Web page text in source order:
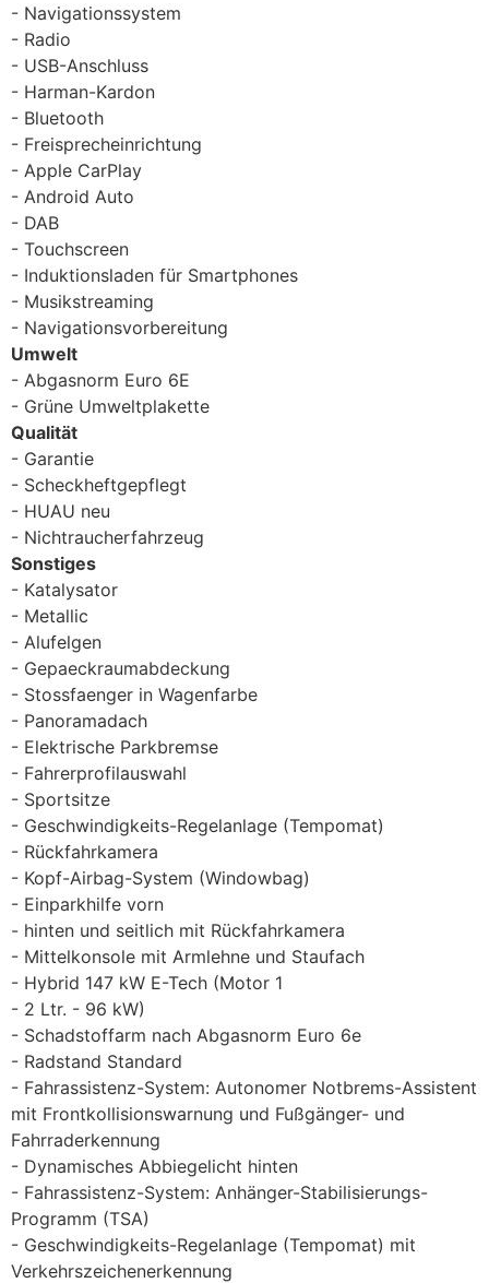
Navigationssystem
Radio
USB-Anschluss
Harman-Kardon
Bluetooth
Freisprecheinrichtung
Apple CarPlay
Android Auto
DAB
Touchscreen
Induktionsladen für Smartphones
Musikstreaming
Navigationsvorbereitung
Umwelt
Abgasnorm Euro 6E
Grüne Umweltplakette
Qualität
Garantie
Scheckheftgepflegt
HUAU neu
Nichtraucherfahrzeug
Sonstiges
Katalysator
Metallic
Alufelgen
Gepaeckraumabdeckung
Stossfaenger in Wagenfarbe
Panoramadach
Elektrische Parkbremse
Fahrerprofilauswahl
Sportsitze
Geschwindigkeits-Regelanlage (Tempomat)
Rückfahrkamera
Kopf-Airbag-System (Windowbag)
Einparkhilfe vorn
hinten und seitlich mit Rückfahrkamera
Mittelkonsole mit Armlehne und Staufach
Hybrid 147 kW E-Tech (Motor 1
2 Ltr. - 96 kW)
Schadstoffarm nach Abgasnorm Euro 6e
Radstand Standard
Fahrassistenz-System: Autonomer Notbrems-Assistent
mit Frontkollisionswarnung und Fußgänger- und
Fahrraderkennung
Dynamisches Abbiegelicht hinten
Fahrassistenz-System: Anhänger-Stabilisierungs-
Programm (TSA)
Geschwindigkeits-Regelanlage (Tempomat) mit
Verkehrszeichenerkennung